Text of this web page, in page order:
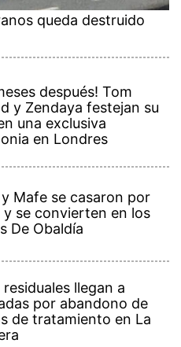
queda destruido
después! Tom
y Zendaya festejan su
una exclusiva
en Londres
Mafe se casaron por
y se convierten en los
De Obaldía
residuales llegan a
por abandono de
de tratamiento en La